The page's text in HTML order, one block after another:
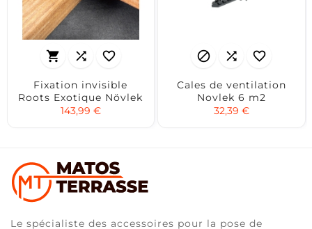
  
Fixation invisible
Roots Exotique Növlek
143,99 €
  
Cales de ventilation
Novlek 6 m2
32,39 €
Le spécialiste des accessoires pour la pose de